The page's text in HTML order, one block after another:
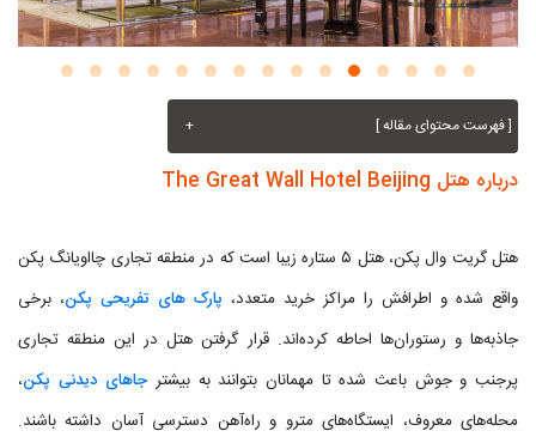
[ فهرست محتوای مقاله ] +
درباره هتل The Great Wall Hotel Beijing
هتل گریت وال پکن، هتل ۵ ستاره زیبا است که در منطقه تجاری چااویانگ پکن
واقع شده و اطرافش را مراکز خرید متعدد، پارک های تفریحی پکن، برخی
جاذبه‌ها و رستوران‌ها احاطه کرده‌اند. قرار گرفتن هتل در این منطقه تجاری
پرجنب و جوش باعث شده تا مهمانان بتوانند به بیشتر جاهای دیدنی پکن،
محله‌های معروف، ایستگاه‌های مترو و راه‌آهن دسترسی آسان داشته باشند.